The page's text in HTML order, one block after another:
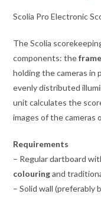
Scolia Pro Electronic
The Scolia
components: theframe
holding the cameras in
evenly distributed
unit calculates the
images of the cameras
Requirements
– Regular dartboard
colouringand
– Solid wall (preferably